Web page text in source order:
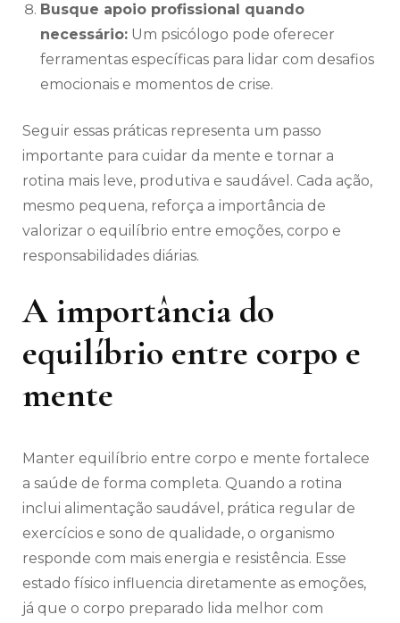
Busque apoio profissional quando
necessário: Um psicólogo pode oferecer
ferramentas específicas para lidar com desafios
emocionais e momentos de crise.
Seguir essas práticas representa um passo
importante para cuidar da mente e tornar a
rotina mais leve, produtiva e saudável. Cada ação,
mesmo pequena, reforça a importância de
valorizar o equilíbrio entre emoções, corpo e
responsabilidades diárias.
A importância do
equilíbrio entre corpo e
mente
Manter equilíbrio entre corpo e mente fortalece
a saúde de forma completa. Quando a rotina
inclui alimentação saudável, prática regular de
exercícios e sono de qualidade, o organismo
responde com mais energia e resistência. Esse
estado físico influencia diretamente as emoções,
já que o corpo preparado lida melhor com